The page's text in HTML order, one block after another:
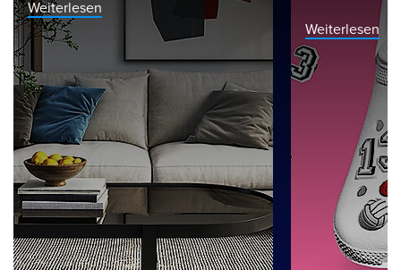
Weiterlesen
Weiterlesen